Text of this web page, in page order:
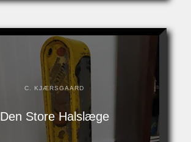
C. KJÆRSGAARD
Den Store Halslæge